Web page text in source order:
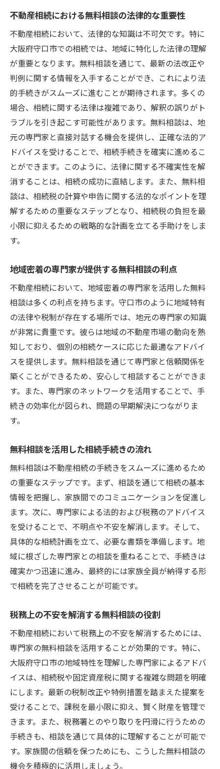
コストを抑えた不動産相続の無料相談の活
専門家の知識を無料で得られる機会
地域特化の無料相談で知る守口市の相続事
情
無料相談を通じた法的リスクの回避策
不動産相続の事前準備を無料相談で効率化
無料相談での事例から学ぶ成功のポイント
家族間の不動産相続を無料相談で円滑に進める
方法
無料相談を通じた家族間コミュニケーショ
ンの向上
家族間トラブルを防ぐための無料相談活用
法
無料相談を活用した家族会議の進め方
相続における感情的な負担を無料相談で軽
減
無料相談で得られる家族間調整の具体策
大阪府守口市の不動産相続無料相談で法的手続
きを安心に
守口市の法令に基づく安心の無料相談体制
無料相談を通じた法的書類作成のサポート
法的トラブルを未然に防ぐ無料相談の活用
法
無料相談での法律相談事例とその教訓
不動産相続の無料相談活用で税務の不安を解消
する方法
無料相談での相続税計算方法の習得
税務上のリスクを無料相談で見つける方法
守口市の税務専門家による無料相談の利点
無料相談を通じた税務申告の効率化
相続税控除を最大限活用する無料相談の活
無料相談での税務トラブル事例とその回避
策
大阪府守口市での不動産相続を無料相談で計画
的に進める
無料相談を活用した相続計画の立案方法
計画的な相続手続きと無料相談の関連性
守口市の不動産市場を考慮した相続プラン
無料相談を通じた長期的な相続戦略の構築
相続計画の変更に対応する無料相談のフレ
不動産相続における無料相談の法律的な重要性
不動産相続において、法律的な知識は不可欠です。特に
大阪府守口市での相続では、地域に特化した法律の理解
が重要となります。無料相談を通じて、最新の法改正や
判例に関する情報を入手することができ、これにより法
的手続きがスムーズに進むことが期待されます。多くの
場合、相続に関する法律は複雑であり、解釈の誤りがト
ラブルを引き起こす可能性があります。無料相談は、地
元の専門家と直接対話する機会を提供し、正確な法的ア
ドバイスを受けることで、相続手続きを確実に進めるこ
とができます。このように、法律に関する不確実性を解
消することは、相続の成功に直結します。また、無料相
談は、相続税の計算や申告に関する法的なポイントを理
解するための重要なステップとなり、相続税の負担を最
小限に抑えるための戦略的な計画を立てる手助けをしま
す。
地域密着の専門家が提供する無料相談の利点
不動産相続において、地域密着の専門家を活用した無料
相談は多くの利点を持ちます。守口市のように地域特有
の法律や税制が存在する場所では、地元の専門家の知識
が非常に貴重です。彼らは地域の不動産市場の動向を熟
知しており、個別の相続ケースに応じた最適なアドバイ
スを提供します。無料相談を通じて専門家と信頼関係を
築くことができるため、安心して相談することができま
す。また、専門家のネットワークを活用することで、手
続きの効率化が図られ、問題の早期解決につながりま
す。
無料相談を活用した相続手続きの流れ
無料相談は不動産相続の手続きをスムーズに進めるため
の重要なステップです。まず、相談を通じて相続の基本
情報を把握し、家族間でのコミュニケーションを促進し
ます。次に、専門家による法的および税務のアドバイス
を受けることで、不明点や不安を解消します。そして、
具体的な相続計画を立て、必要な書類を準備します。地
域に根ざした専門家との相談を重ねることで、手続きは
確実かつ迅速に進み、最終的には家族全員が納得する形
で相続を完了させることが可能です。
税務上の不安を解消する無料相談の役割
不動産相続において税務上の不安を解消するためには、
専門家の無料相談を活用することが効果的です。特に、
大阪府守口市の地域特性を理解した専門家によるアドバ
イスは、相続税や固定資産税に関する複雑な問題を明確
にします。最新の税制改正や特例措置を踏まえた提案を
受けることで、課税を最小限に抑え、賢く財産を管理で
きます。また、税務署とのやり取りを円滑に行うための
手続きも、相談を通じて具体的に理解することが可能で
す。家族間の信頼を保つためにも、こうした無料相談の
機会を積極的に活用しましょう。